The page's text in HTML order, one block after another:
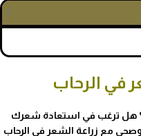
في الرحاب
هل ترغب في استعادة شعرك
مع زراعة الشعر في الرحاب